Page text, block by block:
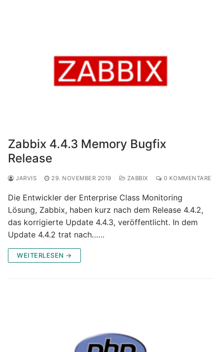
Zabbix 4.4.3 Memory Bugfix
Release
JARVIS 29. NOVEMBER 2019 ZABBIX 0 KOMMENTARE
Die Entwickler der Enterprise Class Monitoring
Lösung, Zabbix, haben kurz nach dem Release 4.4.2,
das korrigierte Update 4.4.3, veröffentlicht. In dem
Update 4.4.2 trat nach……
WEITERLESEN →